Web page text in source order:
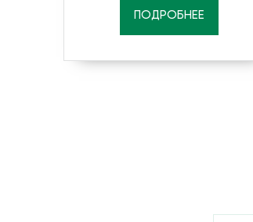
ПОДРОБНЕЕ